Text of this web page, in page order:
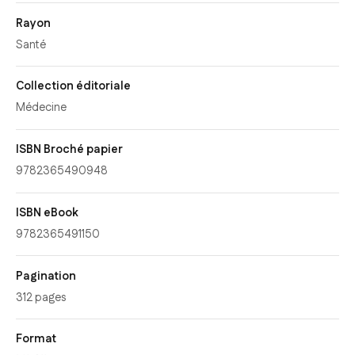
Rayon
Santé
Collection éditoriale
Médecine
ISBN Broché papier
9782365490948
ISBN eBook
9782365491150
Pagination
312 pages
Format